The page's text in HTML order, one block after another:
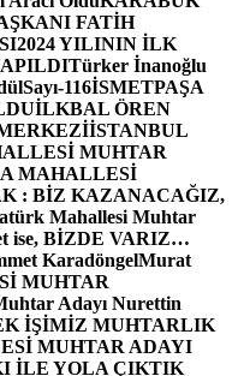
FATİH
2024 YILININ İLK
Türker İnanoğlu
Sayı-116İSMETPAŞA
İLKBAL ÖREN
İSTANBUL
MUHTAR
MAHALLESİ
: BİZ KAZANACAĞIZ,
Mahallesi Muhtar
ise, BİZDE VARIZ…
KaradöngelMurat
MUHTAR
Adayı Nurettin
İŞİMİZ MUHTARLIK
MUHTAR ADAYI
İLE YOLA ÇIKTIK